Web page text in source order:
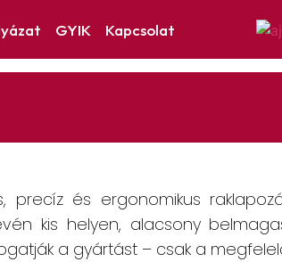
GYIK Kapcsolat
precíz és ergonomikus
kis helyen, alacsony
a gyártást – csak a